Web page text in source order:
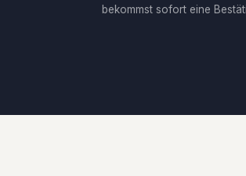
bekommst sofort eine